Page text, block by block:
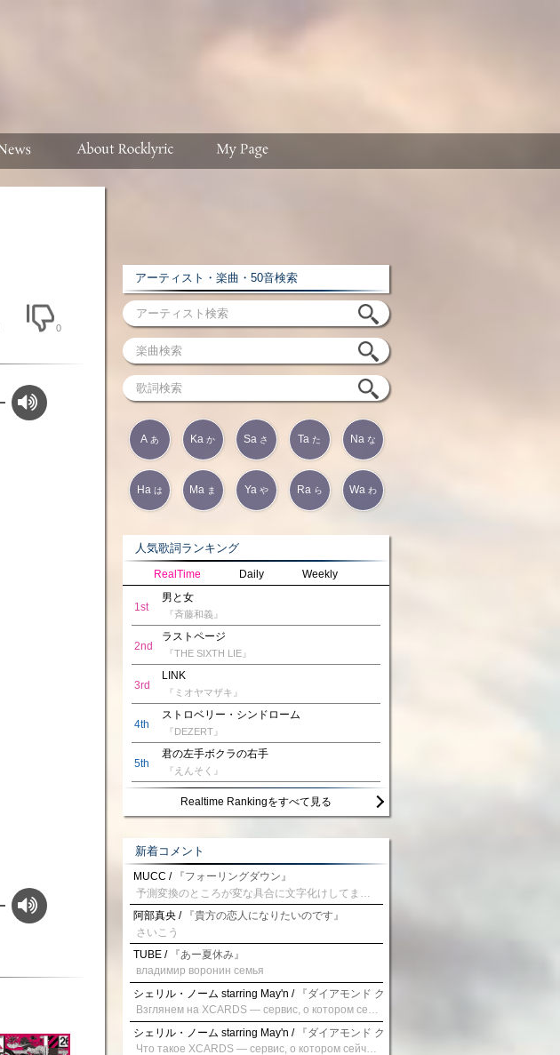
0
アーティスト・楽曲・50音検索
A あ Ka か Sa さ Ta た Na な
Ha は Ma ま Ya や Ra ら Wa わ
人気歌詞ランキング
RealTime Daily Weekly
1st
男と女
『斉藤和義』
2nd
ラストページ
『THE SIXTH LIE』
3rd
LINK
『ミオヤマザキ』
4th
ストロベリー・シンドローム
『DEZERT』
5th
君の左手ボクラの右手
『えんそく』
Realtime Rankingをすべて見る
新着コメント
MUCC / 『フォーリングダウン』
阿部真央 / 『貴方の恋人になりたいのです』
さいこう
TUBE / 『あー夏休み』
владимир воронин семья
シェリル・ノーム starring May'n / 『ダイアモンド クレバス/射手座☆午後九時 Don't be
シェリル・ノーム starring May'n / 『ダイアモンド クレバス/射手座☆午後九時 Don't be
Что такое XCARDS — сервис, о котором сейчас говорят. Буквально на днях заметил о интересный бренд XCARDS, он помогает создавать онлайн карты чтобы управлять бюджетами. Ключевые преимущества: Выпуск занимает всего считанные минуты. Платформа даёт возможность оформить множество карт для разных целей. Есть поддержка в любое время суток включая персонального менеджера. Есть контроль без задержек — транзакции, уведомления, аналитика — всё под рукой. Возможные нюансы: Регистрация: европейская юрисдикция — желательно убедиться, что сервис можно использовать без нарушений. Финансовые условия: возможно, есть скрытые комиссии, поэтому лучше внимательно прочитать договор. Отзывы пользователей: по отзывам поддержка работает быстро. Надёжность системы: внедрены базовые меры безопасности, но всё равно советую не хранить большие суммы на карте. Вывод: В целом платформа кажется отличным помощником для маркетологов. Платформа сочетает скорость, удобство и гибкость. Как вы думаете? Пользовались ли вы XCARDS? Поделитесь опытом — будет интересно сравнить. Виртуальные карты для бизнеса